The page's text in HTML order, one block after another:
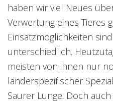
haben wir viel Neues
Verwertung eines Tieres
Einsatzmöglichkeiten
unterschiedlich.
meisten von ihnen nur
länderspezifischer
Saurer Lunge. Doch